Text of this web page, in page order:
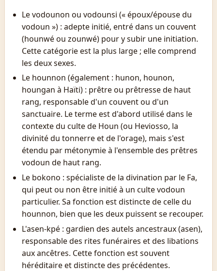
Le vodounon ou vodounsi (« époux/épouse du
vodoun ») : adepte initié, entré dans un couvent
(hounwé ou zounwé) pour y subir une initiation.
Cette catégorie est la plus large ; elle comprend
les deux sexes.
Le hounnon (également : hunon, hounon,
houngan à Haïti) : prêtre ou prêtresse de haut
rang, responsable d'un couvent ou d'un
sanctuaire. Le terme est d'abord utilisé dans le
contexte du culte de Houn (ou Heviosso, la
divinité du tonnerre et de l'orage), mais s'est
étendu par métonymie à l'ensemble des prêtres
vodoun de haut rang.
Le bokono : spécialiste de la divination par le Fa,
qui peut ou non être initié à un culte vodoun
particulier. Sa fonction est distincte de celle du
hounnon, bien que les deux puissent se recouper.
L'asen-kpé : gardien des autels ancestraux (asen),
responsable des rites funéraires et des libations
aux ancêtres. Cette fonction est souvent
héréditaire et distincte des précédentes.